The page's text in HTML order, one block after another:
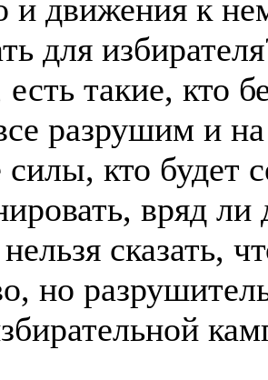
и движения к
для
такие, кто
разрушим и
кто будет
вряд
сказать,
но